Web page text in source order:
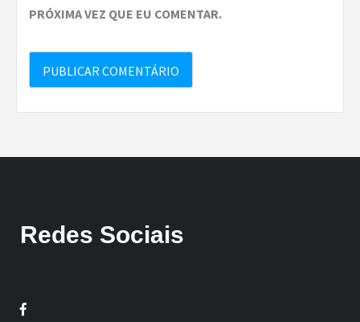
PRÓXIMA VEZ QUE EU COMENTAR.
Redes Sociais
Facebook